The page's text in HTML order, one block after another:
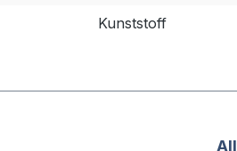
Kunststoff